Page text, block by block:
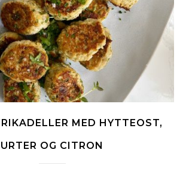
MED HYTTEOST,
URTER OG CITRON